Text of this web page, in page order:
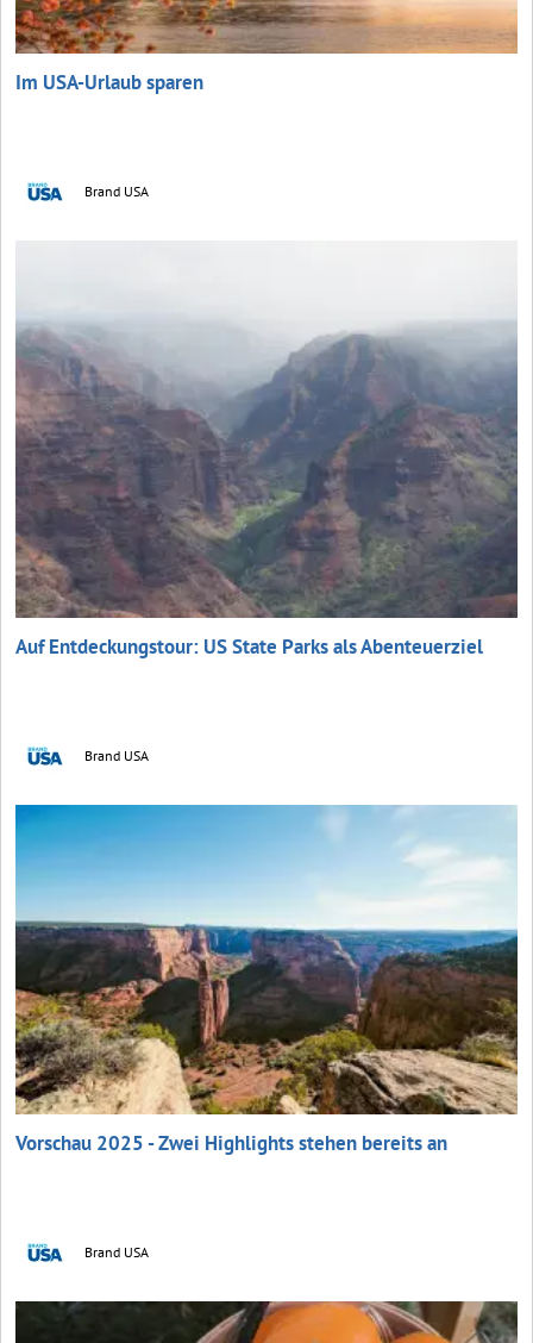
Im USA-Urlaub sparen
Brand USA
Auf Entdeckungstour: US State Parks als Abenteuerziel
Brand USA
Vorschau 2025 - Zwei Highlights stehen bereits an
Brand USA